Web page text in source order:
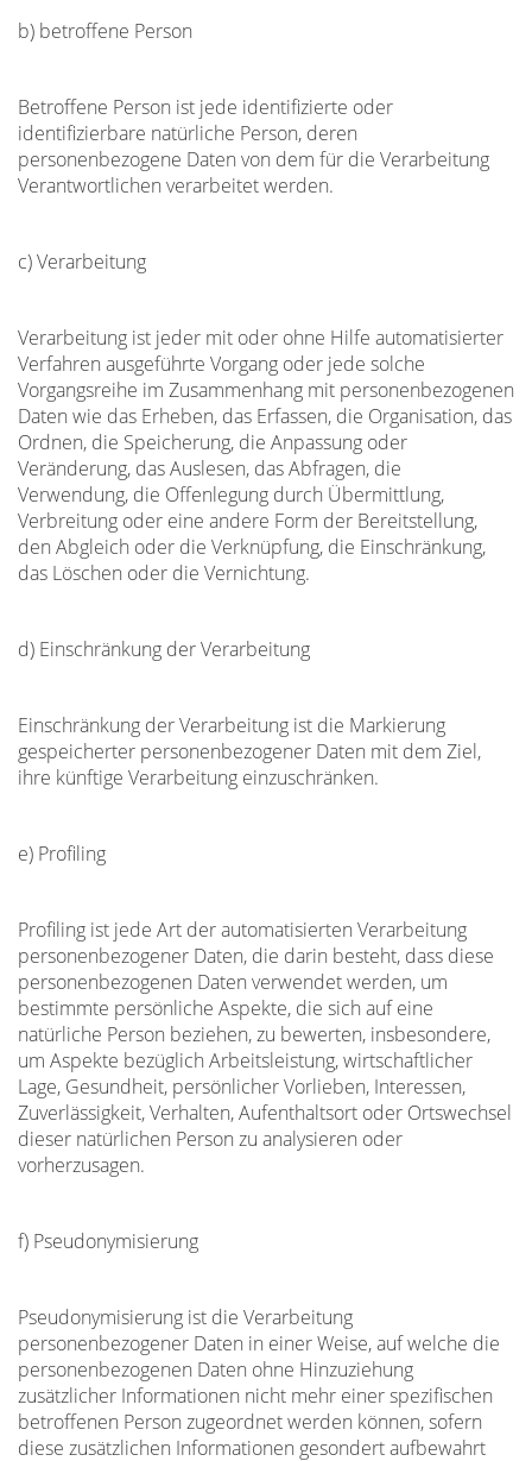
b) betroffene Person
Betroffene Person ist jede identifizierte oder
identifizierbare natürliche Person, deren
personenbezogene Daten von dem für die Verarbeitung
Verantwortlichen verarbeitet werden.
c) Verarbeitung
Verarbeitung ist jeder mit oder ohne Hilfe automatisierter
Verfahren ausgeführte Vorgang oder jede solche
Vorgangsreihe im Zusammenhang mit personenbezogenen
Daten wie das Erheben, das Erfassen, die Organisation, das
Ordnen, die Speicherung, die Anpassung oder
Veränderung, das Auslesen, das Abfragen, die
Verwendung, die Offenlegung durch Übermittlung,
Verbreitung oder eine andere Form der Bereitstellung,
den Abgleich oder die Verknüpfung, die Einschränkung,
das Löschen oder die Vernichtung.
d) Einschränkung der Verarbeitung
Einschränkung der Verarbeitung ist die Markierung
gespeicherter personenbezogener Daten mit dem Ziel,
ihre künftige Verarbeitung einzuschränken.
e) Profiling
Profiling ist jede Art der automatisierten Verarbeitung
personenbezogener Daten, die darin besteht, dass diese
personenbezogenen Daten verwendet werden, um
bestimmte persönliche Aspekte, die sich auf eine
natürliche Person beziehen, zu bewerten, insbesondere,
um Aspekte bezüglich Arbeitsleistung, wirtschaftlicher
Lage, Gesundheit, persönlicher Vorlieben, Interessen,
Zuverlässigkeit, Verhalten, Aufenthaltsort oder Ortswechsel
dieser natürlichen Person zu analysieren oder
vorherzusagen.
f) Pseudonymisierung
Pseudonymisierung ist die Verarbeitung
personenbezogener Daten in einer Weise, auf welche die
personenbezogenen Daten ohne Hinzuziehung
zusätzlicher Informationen nicht mehr einer spezifischen
betroffenen Person zugeordnet werden können, sofern
diese zusätzlichen Informationen gesondert aufbewahrt